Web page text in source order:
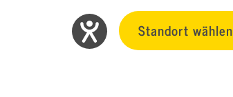
Standort wählen